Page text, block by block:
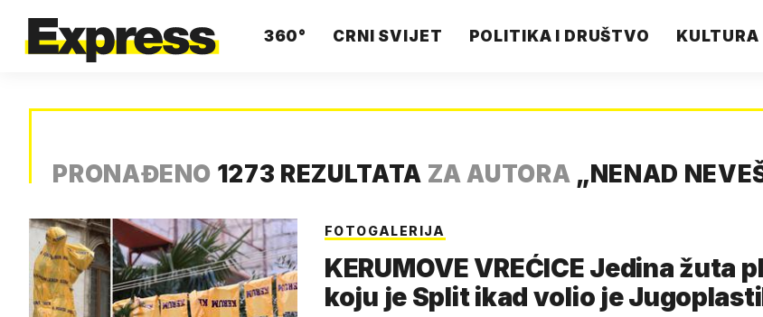
360° CRNI SVIJET POLITIKA I DRUŠTVO KULTURA
PRONAĐENO 1273 REZULTATA ZA AUTORA „NENAD
FOTOGALERIJA
KERUMOVE VREĆICE Jedina žuta
koju je Split ikad volio je